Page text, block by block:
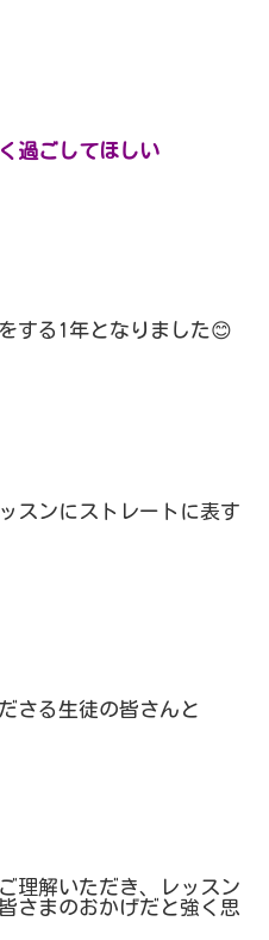
過ごしてほしい
する 1 年となりました😊
スンにストレートに表す
さる生徒の皆さんと
理解いただき、レッスン
さまのおかげだと強く思